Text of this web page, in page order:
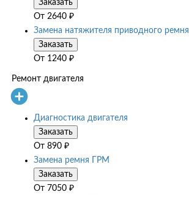
Заказать
От 2640 ₽
Замена натяжителя приводного ремня
Заказать
От 1240 ₽
Ремонт двигателя
Диагностика двигателя
Заказать
От 890 ₽
Замена ремня ГРМ
Заказать
От 7050 ₽